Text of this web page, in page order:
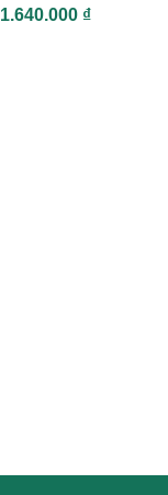
Được xếp
hạng55
1.640.000 ₫